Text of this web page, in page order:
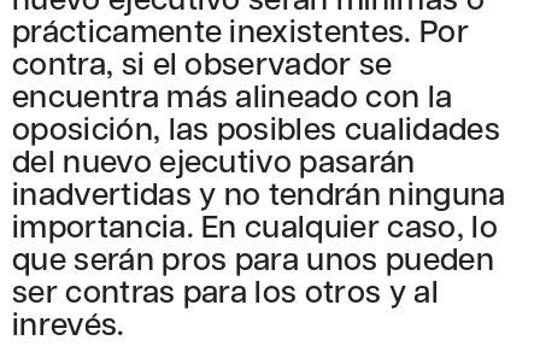
prácticamente inexistentes. Por
contra, si el observador se
encuentra más alineado con la
oposición, las posibles cualidades
del nuevo ejecutivo pasarán
inadvertidas y no tendrán ninguna
importancia. En cualquier caso, lo
que serán pros para unos pueden
ser contras para los otros y al
inrevés.